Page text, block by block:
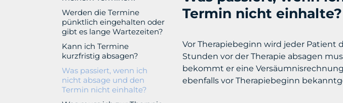
Werden die Termine
pünktlich eingehalten oder
gibt es lange Wartezeiten?
Kann ich Termine
kurzfristig absagen?
Was passiert, wenn ich
nicht absage und den
Termin nicht einhalte?
Termin nicht einhalte?
Vor Therapiebeginn wird jeder Patient
Stunden vor der Therapie absagen
bekommt er eine
ebenfalls vor Therapiebeginn